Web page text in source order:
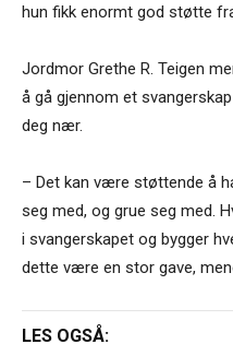
hun fikk enormt god støtte
Jordmor Grethe R. Teigen
å gå gjennom et
deg nær.
– Det kan være støttende å
seg med, og grue seg med.
i svangerskapet og bygger
dette være en stor gave,
LES OGSÅ: